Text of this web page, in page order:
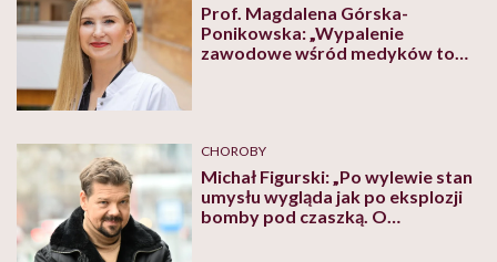
Prof. Magdalena Górska-
Ponikowska: „Wypalenie
zawodowe wśród medyków to
CHOROBY
Michał Figurski: „Po wylewie stan
umysłu wygląda jak po eksplozji
bomby pod czaszką. O